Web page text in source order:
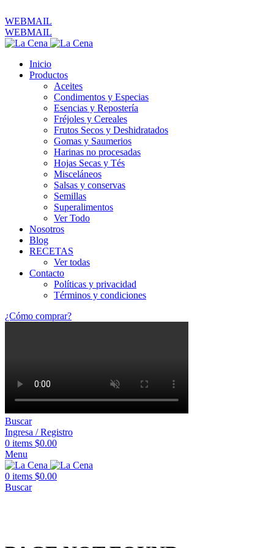
WEBMAIL
WEBMAIL
Inicio
Productos
Aceites
Condimentos y Especias
Esencias y Repostería
Fréjoles y Cereales
Frutos Secos y Deshidratados
Gomas y Saumerios
Harinas no procesadas
Hojas Secas y Tés
Misceláneos
Salsas y conservas
Semillas
Superalimentos
Ver Todo
Nosotros
Blog
RECETAS
Ver todas
Contacto
Políticas y privacidad
Términos y condiciones
¿Cómo comprar?
Buscar
Ingresa / Registro
0 items $0.00
Menu
0 items $0.00
Buscar